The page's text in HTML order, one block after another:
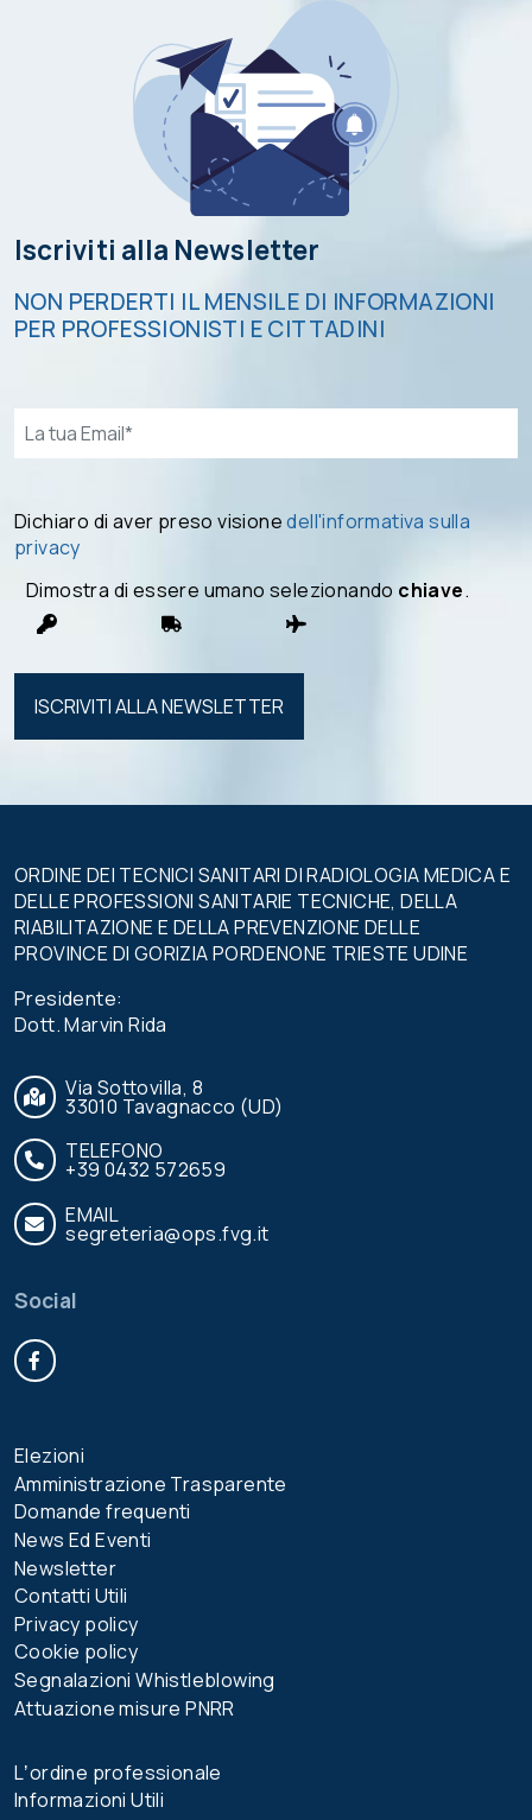
Iscriviti alla Newsletter
NON PERDERTI IL MENSILE DI INFORMAZIONI
PER PROFESSIONISTI E CITTADINI
Email*
Dichiaro di aver preso visionedell'informativa sulla
privacy
Dimostra di essere umano selezionando chiave.
Si prega di
lasciare
ORDINE DEI TECNICI SANITARI DI RADIOLOGIA MEDICA E
DELLE PROFESSIONI SANITARIE TECNICHE, DELLA
RIABILITAZIONE E DELLA PREVENZIONE DELLE
PROVINCE DI GORIZIA PORDENONE TRIESTE UDINE
Presidente:
Dott. Marvin Rida
Via Sottovilla, 8
33010 Tavagnacco (UD)
TELEFONO
+39 0432 572659
EMAIL
segreteria@ops.fvg.it
Social
Elezioni
Amministrazione Trasparente
Domande frequenti
News Ed Eventi
Newsletter
Contatti Utili
Privacy policy
Cookie policy
Segnalazioni Whistleblowing
Attuazione misure PNRR
Lʼordine professionale
Informazioni Utili